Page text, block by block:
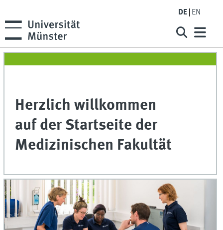
DE EN
Herzlich willkommen
auf der Startseite der
Medizinischen Fakultät